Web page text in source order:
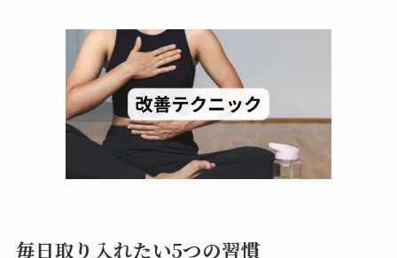
毎日取り入れたい5つの習慣